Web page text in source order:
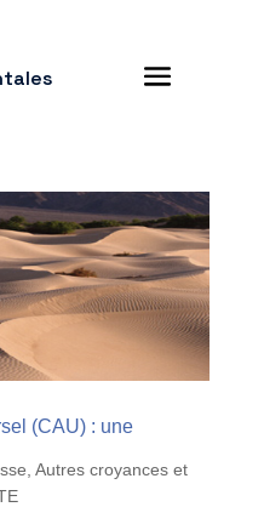
(CAU) : une
Autres croyances et